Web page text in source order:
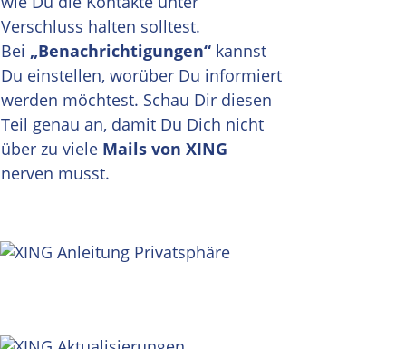
Verschluss halten solltest.
Bei „Benachrichtigungen“ kannst
Du einstellen, worüber Du informiert
werden möchtest. Schau Dir diesen
Teil genau an, damit Du Dich nicht
über zu viele Mails von XING
nerven musst.